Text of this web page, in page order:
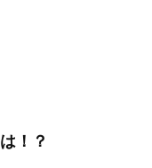
！？